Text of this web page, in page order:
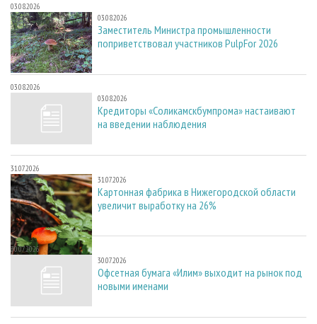
03.08.2026
03.08.2026
Заместитель Министра промышленности
поприветствовал участников PulpFor 2026
03.08.2026
03.08.2026
Кредиторы «Соликамскбумпрома» настаивают
на введении наблюдения
31.07.2026
31.07.2026
Картонная фабрика в Нижегородской области
увеличит выработку на 26%
30.07.2026
30.07.2026
Офсетная бумага «Илим» выходит на рынок под
новыми именами